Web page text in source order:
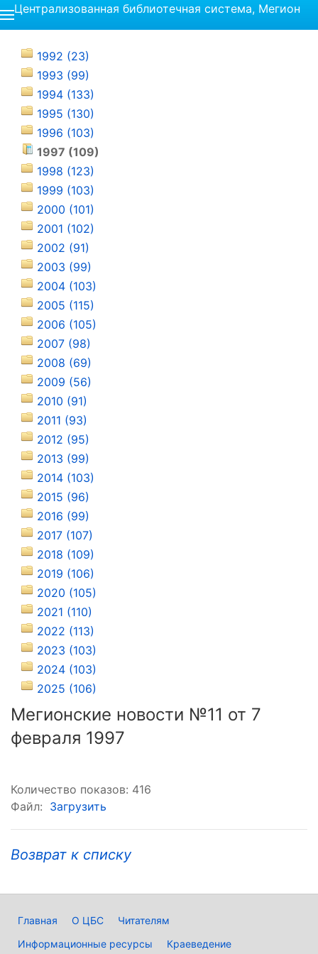
Централизованная библиотечная система, Мегион
1992 (23)
1993 (99)
1994 (133)
1995 (130)
1996 (103)
1997 (109)
1998 (123)
1999 (103)
2000 (101)
2001 (102)
2002 (91)
2003 (99)
2004 (103)
2005 (115)
2006 (105)
2007 (98)
2008 (69)
2009 (56)
2010 (91)
2011 (93)
2012 (95)
2013 (99)
2014 (103)
2015 (96)
2016 (99)
2017 (107)
2018 (109)
2019 (106)
2020 (105)
2021 (110)
2022 (113)
2023 (103)
2024 (103)
2025 (106)
Мегионские новости №11 от 7
февраля 1997
Количество показов: 416
Файл: Загрузить
Возврат к списку
Главная О ЦБС
Читателям
Информационные ресурсы
Краеведение